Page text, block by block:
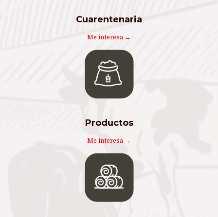
Cuarentenaria
Me interesa →
Productos
Me interesa →